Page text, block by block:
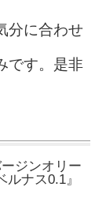
分に合わせ
です。是非
ジンオリー
ナス0.1』